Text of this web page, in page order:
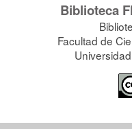
Biblioteca
Facultad de